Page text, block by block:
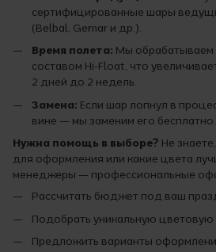
сертифицированные шары
(Belbal, Gemar и др.).
Время полета: Мы
составом Hi-Float, что
2 дней до 2 недель.
Замена: Если шар лопнул в
вине — мы заменим его бесплатно.
Нужна помощь в выборе? Не
для оформления или какие цвета
менеджеры — профессиональные
Рассчитать бюджет под ваш
Подобрать уникальную цветовую
Предложить варианты